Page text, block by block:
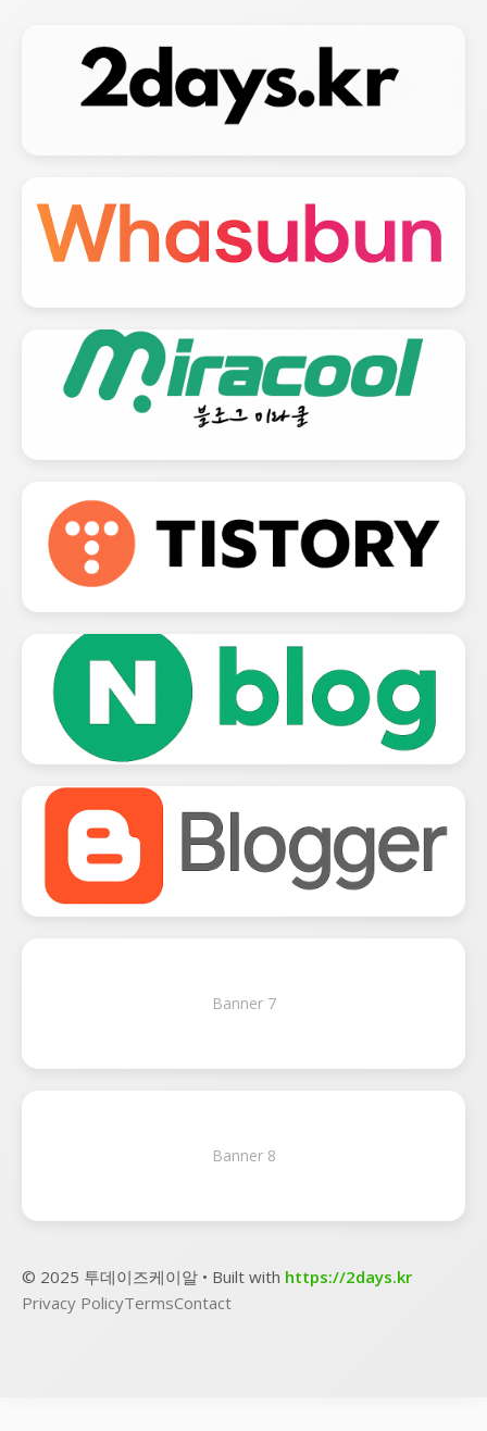
Banner 7
Banner 8
© 2025 투데이즈케이알 • Built with https://2days.kr
Privacy PolicyTermsContact